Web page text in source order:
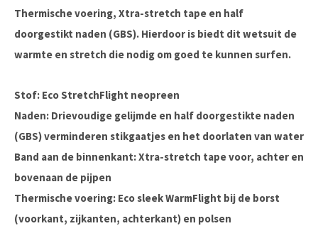
Thermische voering, Xtra-stretch tape en half
doorgestikt naden (GBS). Hierdoor is biedt dit wetsuit de
warmte en stretch die nodig om goed te kunnen surfen.
Stof: Eco StretchFlight neopreen
Naden: Drievoudige gelijmde en half doorgestikte naden
(GBS) verminderen stikgaatjes en het doorlaten van water
Band aan de binnenkant: Xtra-stretch tape voor, achter en
bovenaan de pijpen
Thermische voering: Eco sleek WarmFlight bij de borst
(voorkant, zijkanten, achterkant) en polsen